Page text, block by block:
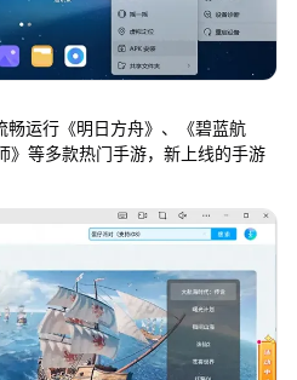
运行《明日方舟》、《碧蓝航
》等多款热门手游，新上线的手游